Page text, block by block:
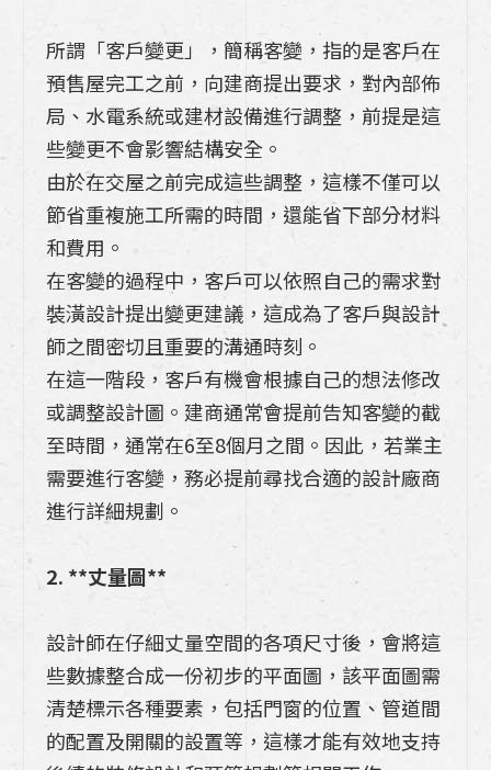
所謂「客戶變更」，簡稱客變，指的是客戶在
預售屋完工之前，向建商提出要求，對內部佈
局、水電系統或建材設備進行調整，前提是這
些變更不會影響結構安全。
由於在交屋之前完成這些調整，這樣不僅可以
節省重複施工所需的時間，還能省下部分材料
和費用。
在客變的過程中，客戶可以依照自己的需求對
裝潢設計提出變更建議，這成為了客戶與設計
師之間密切且重要的溝通時刻。
在這一階段，客戶有機會根據自己的想法修改
或調整設計圖。建商通常會提前告知客變的截
至時間，通常在6至8個月之間。因此，若業主
需要進行客變，務必提前尋找合適的設計廠商
進行詳細規劃。
2. **丈量圖**
設計師在仔細丈量空間的各項尺寸後，會將這
些數據整合成一份初步的平面圖，該平面圖需
清楚標示各種要素，包括門窗的位置、管道間
的配置及開關的設置等，這樣才能有效地支持